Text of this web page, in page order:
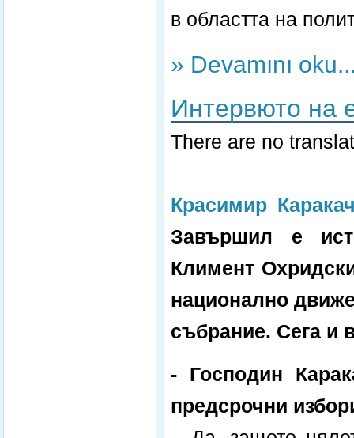
в областта на
» Devamını
Интервюто на
There are no
Красимир
Завършил е
Климент
национално
събрание. Сега и
- Господин
предсрочни